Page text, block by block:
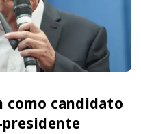
como candidato
presidente